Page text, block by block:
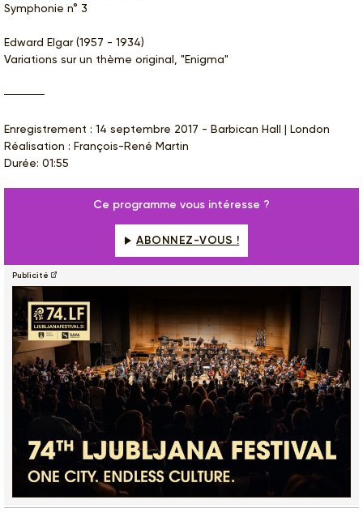
Symphonie n° 3
Edward Elgar (1957 - 1934)
Variations sur un thème original, "Enigma"
Enregistrement : 14 septembre 2017 - Barbican Hall | London
Réalisation : François-René Martin
Durée: 01:55
Ce programme vous intéresse ?
ABONNEZ-VOUS !
Publicité